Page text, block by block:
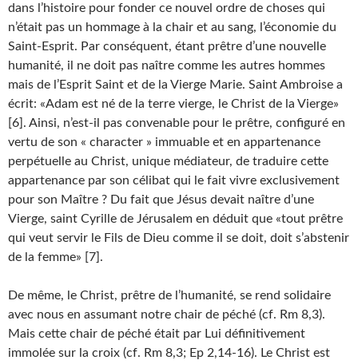
dans l’histoire pour fonder ce nouvel ordre de choses qui
n’était pas un hommage à la chair et au sang, l’économie du
Saint-Esprit. Par conséquent, étant prêtre d’une nouvelle
humanité, il ne doit pas naître comme les autres hommes
mais de l’Esprit Saint et de la Vierge Marie. Saint Ambroise a
écrit: «Adam est né de la terre vierge, le Christ de la Vierge»
[6]. Ainsi, n’est-il pas convenable pour le prêtre, configuré en
vertu de son « character » immuable et en appartenance
perpétuelle au Christ, unique médiateur, de traduire cette
appartenance par son célibat qui le fait vivre exclusivement
pour son Maître ? Du fait que Jésus devait naître d’une
Vierge, saint Cyrille de Jérusalem en déduit que «tout prêtre
qui veut servir le Fils de Dieu comme il se doit, doit s’abstenir
de la femme» [7].
De même, le Christ, prêtre de l’humanité, se rend solidaire
avec nous en assumant notre chair de péché (cf. Rm 8,3).
Mais cette chair de péché était par Lui définitivement
immolée sur la croix (cf. Rm 8,3; Ep 2,14-16). Le Christ est